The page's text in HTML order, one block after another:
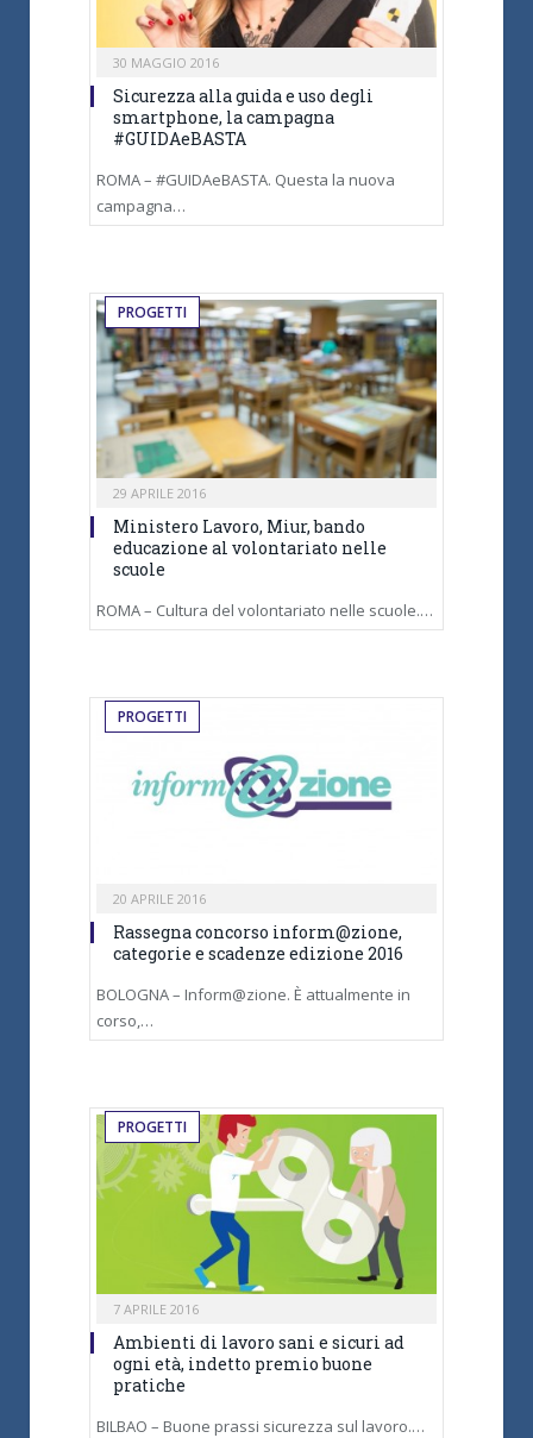
30 MAGGIO 2016
Sicurezza alla guida e uso degli
smartphone, la campagna
#GUIDAeBASTA
ROMA – #GUIDAeBASTA. Questa la nuova
campagna…
PROGETTI
29 APRILE 2016
Ministero Lavoro, Miur, bando
educazione al volontariato nelle
scuole
ROMA – Cultura del volontariato nelle scuole.…
PROGETTI
20 APRILE 2016
Rassegna concorso inform@zione,
categorie e scadenze edizione 2016
BOLOGNA – Inform@zione. È attualmente in
corso,…
PROGETTI
7 APRILE 2016
Ambienti di lavoro sani e sicuri ad
ogni età, indetto premio buone
pratiche
BILBAO – Buone prassi sicurezza sul lavoro.…